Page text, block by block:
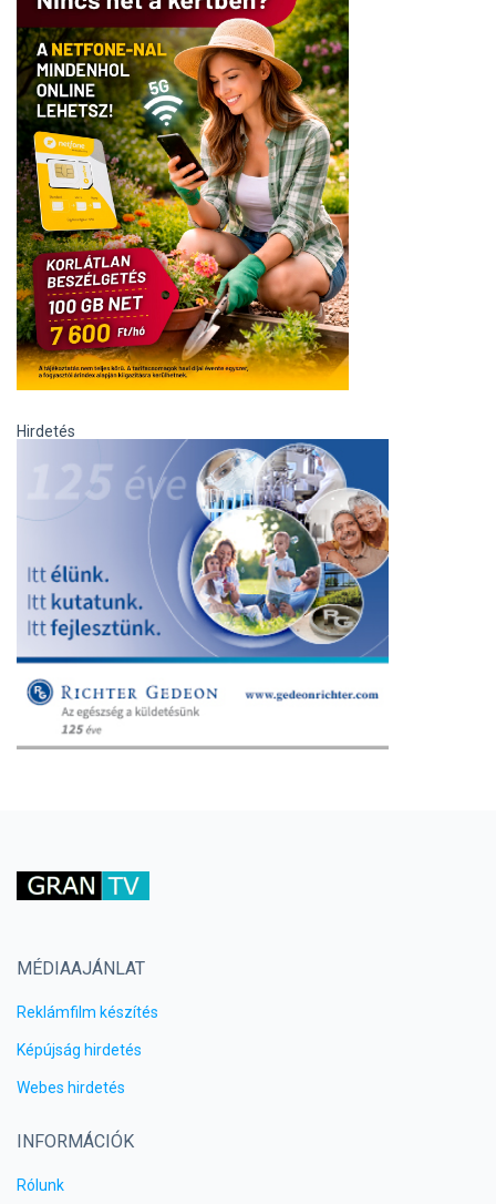
Hirdetés
MÉDIAAJÁNLAT
Reklámfilm készítés
Képújság hirdetés
Webes hirdetés
INFORMÁCIÓK
Rólunk